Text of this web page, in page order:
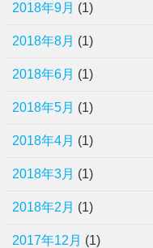
2018年9月 (1)
2018年8月 (1)
2018年6月 (1)
2018年5月 (1)
2018年4月 (1)
2018年3月 (1)
2018年2月 (1)
2017年12月 (1)